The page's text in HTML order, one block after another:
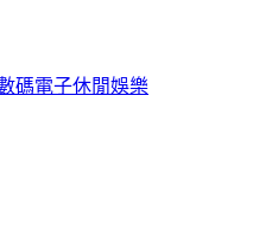
碼電子休閒娛樂